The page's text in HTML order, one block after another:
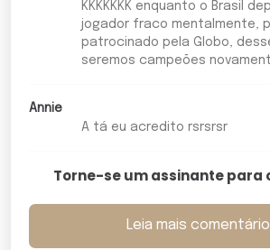
KKKKKKK enquanto o Brasil
jogador fraco mentalmente,
patrocinado pela Globo,
seremos campeões
Annie
A tá eu acredito rsrsrsr
Torne-se um assinante para
Leia mais